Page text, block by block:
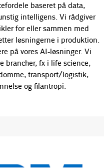
baseret på data,
intelligens. Vi rådgiver
for eller sammen med
løsningerne i produktion.
på vores AI-løsninger. Vi
brancher, fx i life science,
transport/logistik,
og filantropi.